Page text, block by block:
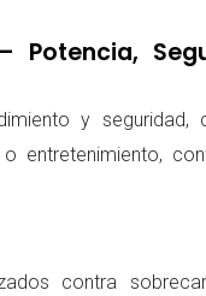
y
entretenimiento,
contra